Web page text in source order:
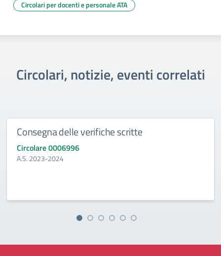
Circolari per docenti e personale ATA
Circolari, notizie, eventi correlati
Consegna delle verifiche scritte
Circolare 0006996
A.S. 2023-2024